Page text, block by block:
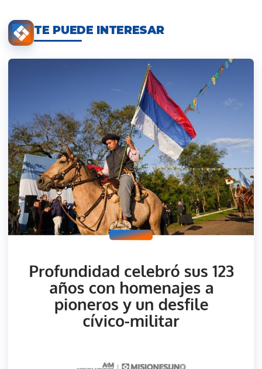
TE PUEDE INTERESAR